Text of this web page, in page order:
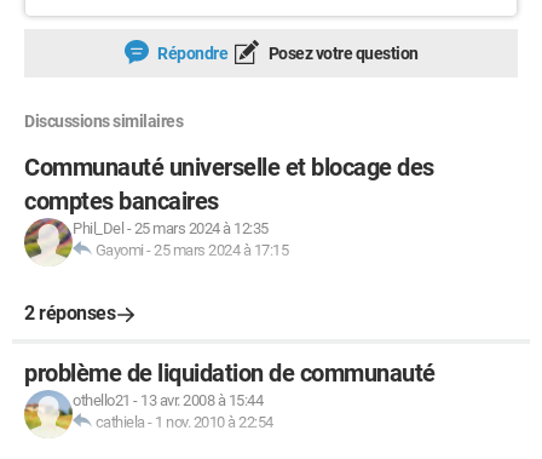
Répondre Posez votre question
Discussions similaires
Communauté universelle et blocage des
comptes bancaires
Phil_Del -25 mars 2024 à 12:35
Gayomi -25 mars 2024 à 17:15
2 réponses
problème de liquidation de communauté
othello21 - 13 avr. 2008 à 15:44
cathiela - 1 nov. 2010 à 22:54